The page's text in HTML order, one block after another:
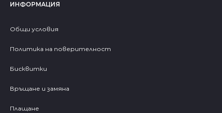
ИНФОРМАЦИЯ
Общи условия
Политика на поверителност
Бисквитки
Връщане и замяна
Плащане